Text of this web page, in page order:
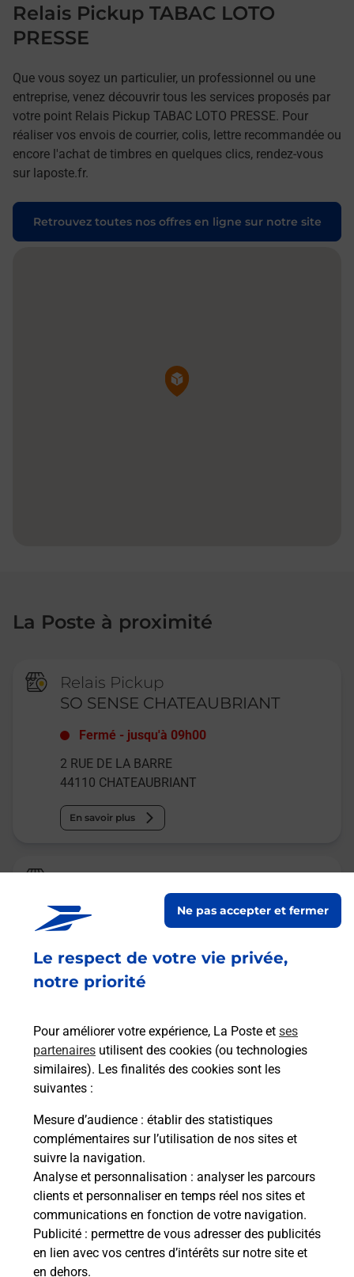
Le respect de votre vie privée,
notre priorité
Pour améliorer votre expérience, La Poste et ses
partenaires utilisent des cookies (ou technologies
similaires). Les finalités des cookies sont les
suivantes :
Mesure d’audience : établir des statistiques
complémentaires sur l’utilisation de nos sites et
suivre la navigation.
Analyse et personnalisation : analyser les parcours
clients et personnaliser en temps réel nos sites et
communications en fonction de votre navigation.
Publicité : permettre de vous adresser des publicités
en lien avec vos centres d’intérêts sur notre site et
en dehors.
Ne pas accepter et fermer
Relais Pickup TABAC LOTO
PRESSE
Que vous soyez un particulier, un professionnel ou une
entreprise, venez découvrir tous les services proposés par
votre point Relais Pickup TABAC LOTO PRESSE. Pour
réaliser vos envois de courrier, colis, lettre recommandée ou
encore l'achat de timbres en quelques clics, rendez-vous
sur laposte.fr.
Retrouvez toutes nos offres en ligne sur notre site
Pin de la carte
La Poste à proximité
Relais Pickup
SO SENSE CHATEAUBRIANT
Fermé - jusqu'à 09h00
2 RUE DE LA BARRE
44110 CHATEAUBRIANT
En savoir plus
La Poste Espace Clients Pro
CHATEAUBRIANT PDC1
jusqu'à 08h30
14 BOULEVARD VICTOR HUGO
44110 CHATEAUBRIANT
Malin !
La Poste
en ligne
Ouvert 24h/24
En savoir plus